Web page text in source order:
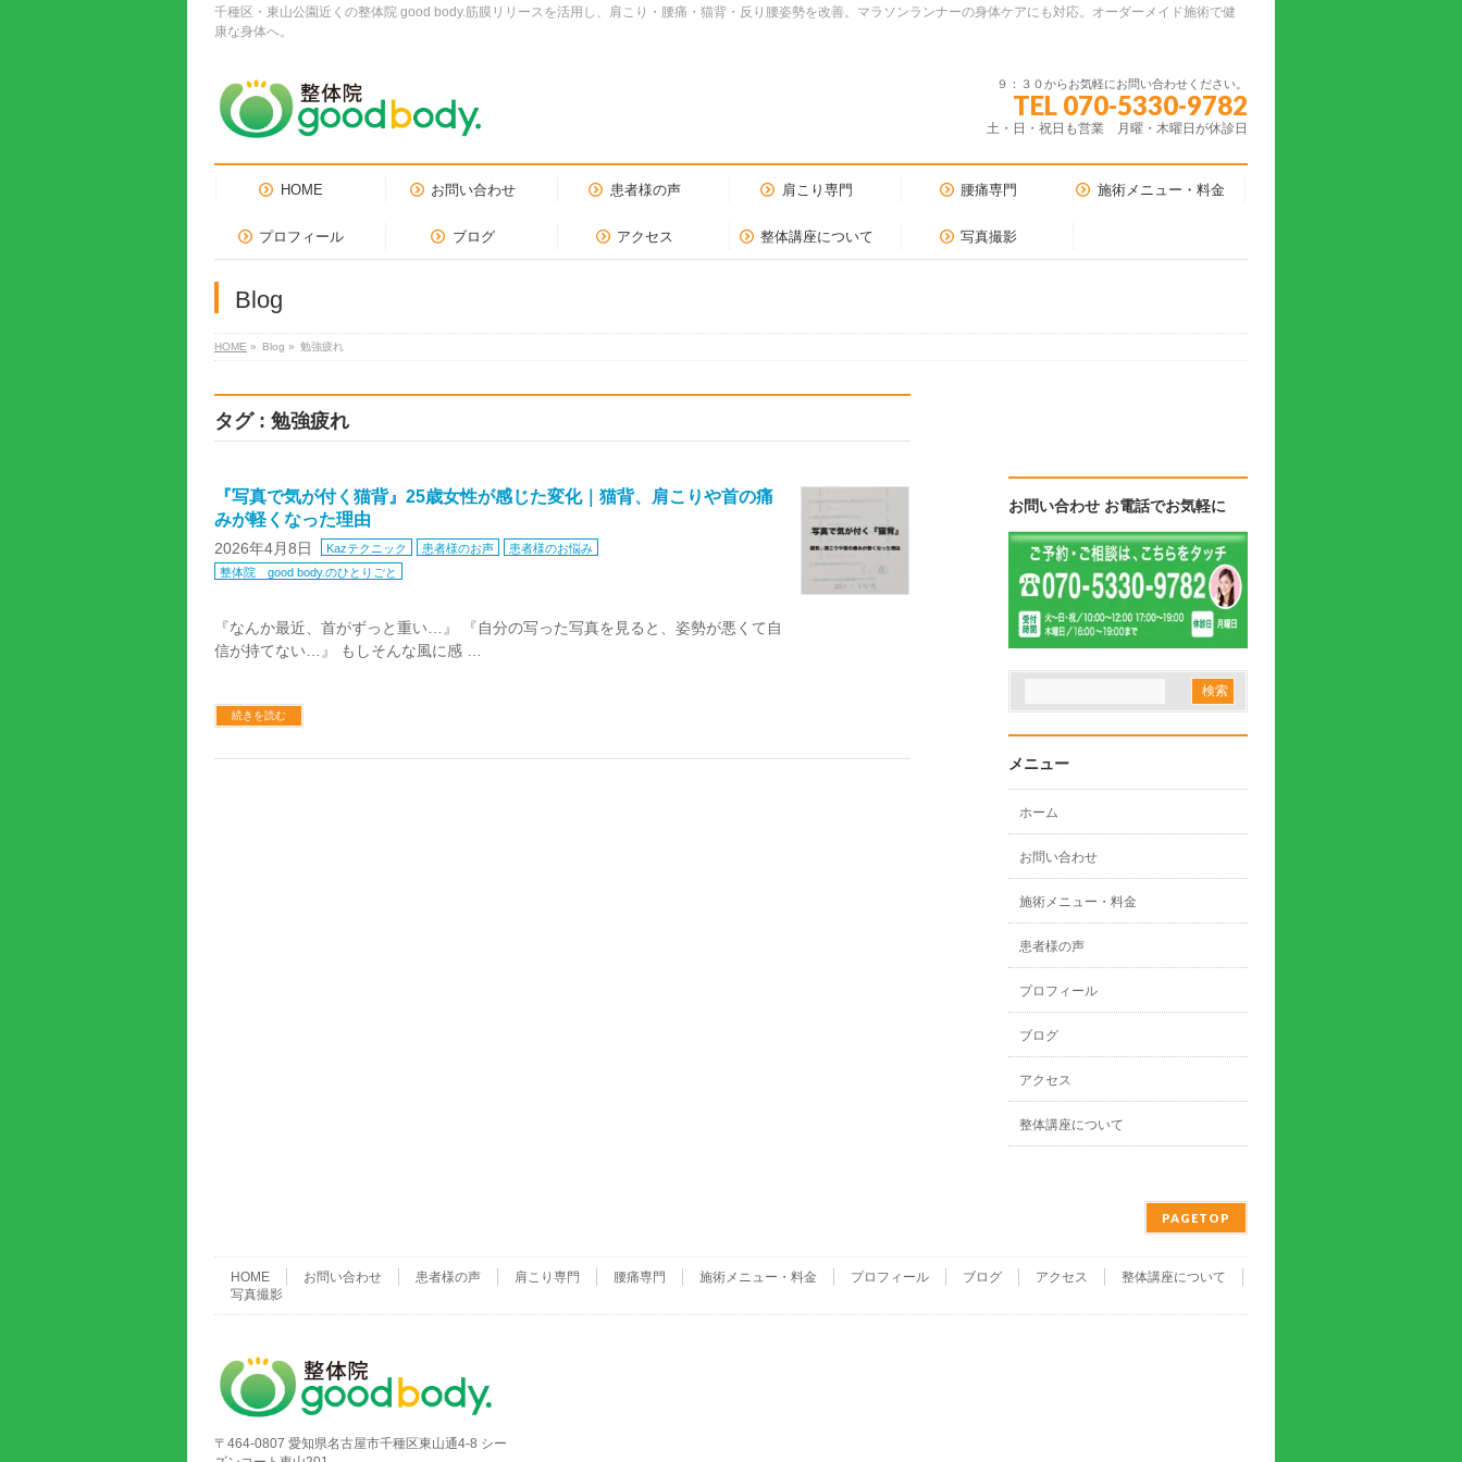
千種区・東山公園近くの整体院 good body.筋膜リリースを活用し、肩こり・腰痛・猫背・反り腰姿勢を改善。マラソンランナーの身体ケアにも対応。オーダーメイド施術で健
康な身体へ。
９：３０からお気軽にお問い合わせください。
TEL 070-5330-9782
土・日・祝日も営業 月曜・木曜日が休診日
HOME お問い合わせ 患者様の声 肩こり専門 腰痛専門 施術メニュー・料金
プロフィール ブログ アクセス 整体講座について 写真撮影
Blog
HOME » Blog » 勉強疲れ
タグ : 勉強疲れ
『写真で気が付く猫背』25歳女性が感じた変化｜猫背、肩こりや首の痛
みが軽くなった理由
2026年4月8日 Kazテクニック 患者様のお声
患者様のお悩み
整体院 good body.のひとりごと
『なんか最近、首がずっと重い…』 『自分の写った写真を見ると、姿勢が悪くて自
信が持てない…』 もしそんな風に感 …
続きを読む
お問い合わせ お電話でお気軽に
メニュー
ホーム
お問い合わせ
施術メニュー・料金
患者様の声
プロフィール
ブログ
アクセス
整体講座について
PAGETOP
HOME お問い合わせ 患者様の声 肩こり専門 腰痛専門 施術メニュー・料金 プロフィール ブログ アクセス
整体講座について
写真撮影
〒464-0807 愛知県名古屋市千種区東山通4-8 シー